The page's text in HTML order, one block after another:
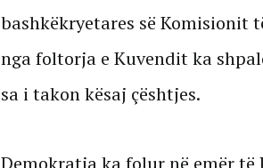
bashkëkryetares së Komisionit
nga foltorja e Kuvendit ka
sa i takon kësaj çështjes.
Demokratja ka folur në emër